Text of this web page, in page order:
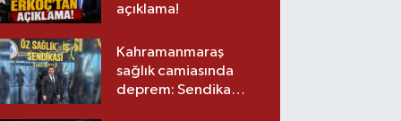
açıklama!
Kahramanmaraş
sağlık camiasında
deprem: Sendika